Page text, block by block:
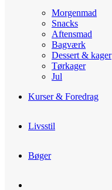
Morgenmad
Snacks
Aftensmad
Bagværk
Dessert & kager
Tørkager
Jul
Kurser & Foredrag
Livsstil
Bøger